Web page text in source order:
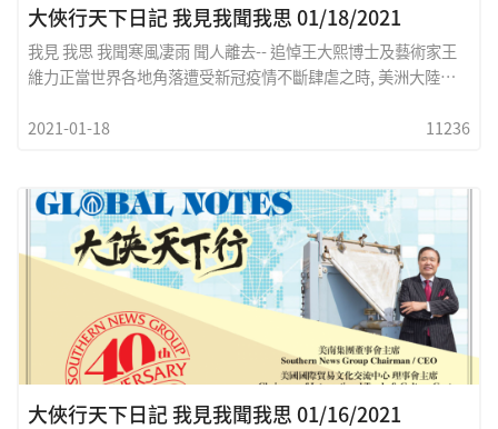
大俠行天下日記 我見我聞我思 01/18/2021
我見 我思 我聞寒風凄雨 聞人離去-- 追悼王大熙博士及藝術家王
維力正當世界各地角落遭受新冠疫情不斷肆虐之時, 美洲大陸亦
了華裔醫療專家王大熙博士及名雕刻藝朮家王维力先生。王大熙
了無數学術及癌症研究之成就奬， 王博士出生書香世家 ，早年畢
業於台灣師範大學 ，来美後獲奧立崗大學博士學位， 終身致力於
學術及醫療研究工作， 外曾祖父翁同龢曾任晚清重臣 ，父親王祖
祥早年留美曾任國民政府内部司長。王教授最重要是熱心助人，
凡是要到安德森癌症醫院去治療的華人同胞， 她都會盡全力幫
助， 可謂是菩薩心腸的大善人。就在上週離世的雕塑家王维力更
是世界級的藝術家， 早年畢業於中央藝術學院， 曾經為孫中山
、宋慶齡塑像， 来美後更為老布什等美國政界 ，電影藝人塑造數
百座銅像 ，在諸多藝術館 機場及廣場所陳列收藏， 最難得可貴
2021-01-18 11236
大俠行天下日記 我見我聞我思 01/16/2021